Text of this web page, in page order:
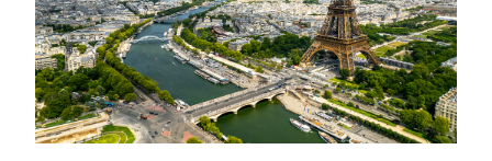
© Valuence Holdings Inc.